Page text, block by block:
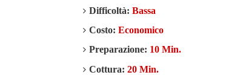
Difficoltà: Bassa
Costo: Economico
Preparazione: 10 Min.
Cottura: 20 Min.